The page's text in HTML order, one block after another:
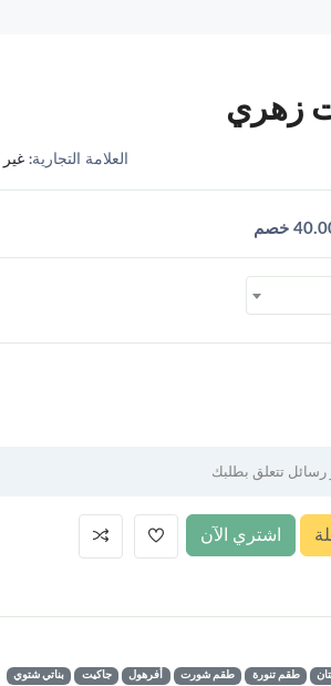
زهري
العلامة التجارية:
خصم
اشتري الآن
طقم تنورة طقم شورت أفرهول جاكيت بناتي شتوي